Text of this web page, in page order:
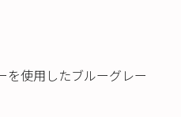
を使用したブルーグレー